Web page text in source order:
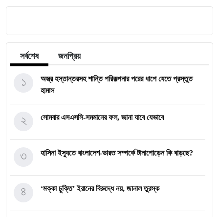
সর্বশেষ জনপ্রিয়
অস্ত্র হস্তান্তরসহ শান্তি পরিকল্পনার পরের ধাপে যেতে প্রস্তুত
হামাস
১
সোমবার এসএসসি-সমমানের ফল, জানা যাবে যেভাবে
২
হাসিনা ইস্যুতে বাংলাদেশ-ভারত সম্পর্কে টানাপোড়েন কি বাড়ছে?
৩
‘মক্কা চুক্তি’ ইরানের বিরুদ্ধে নয়, জানাল তুরস্ক
৪